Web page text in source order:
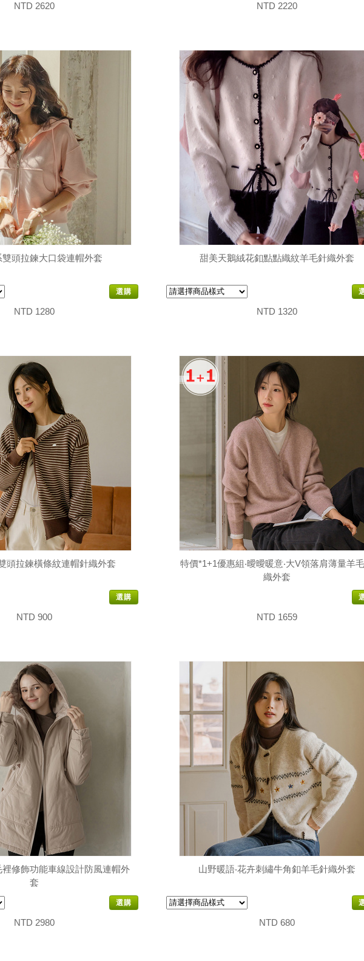
NTD 2620 NTD 2220
頭拉鍊大口袋連帽外套
選購
NTD 1280
甜美天鵝絨花釦點點織紋羊毛針織外套
NTD 1320
頭拉鍊橫條紋連帽針織外套
選購
NTD 900
特價*1+1優惠組‧曖曖暖意‧大V領落肩薄量羊
織外套
NTD 1659
修飾功能車線設計防風連帽外
套
選購
NTD 2980
山野暖語‧花卉刺繡牛角釦羊毛針織外套
NTD 680